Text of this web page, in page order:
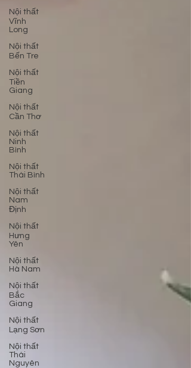
Nội thất
Vĩnh
Long
Nội thất
Bến Tre
Nội thất
Tiền
Giang
Nội thất
Cần Thơ
Nội thất
Ninh
Bình
Nội thất
Thái Bình
Nội thất
Nam
Định
Nội thất
Hưng
Yên
Nội thất
Hà Nam
Nội thất
Bắc
Giang
Nội thất
Lạng Sơn
Nội thất
Thái
Nguyên